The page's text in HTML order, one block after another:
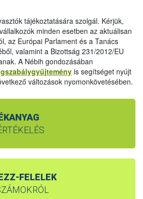
tájékoztatására szolgál. Kérjük,
minden esetben az aktuálisan
az Európai Parlament és a Tanács
valamint a Bizottság 231/2012/EU
A Nébih gondozásában
is segítséget nyújt
változások nyomonkövetésében.
FELELEK